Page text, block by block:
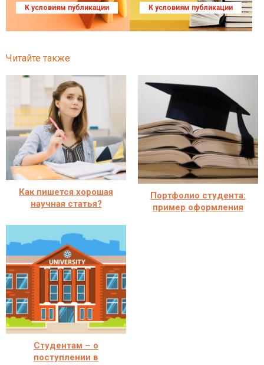
К условиям публикации К условиям публикации
Читайте также
Как пишется хорошая
научная статья?
Портфолио студента:
пример оформления
Студентам – о
поступлении в